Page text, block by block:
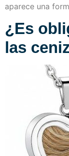
aparece una
¿Es
las